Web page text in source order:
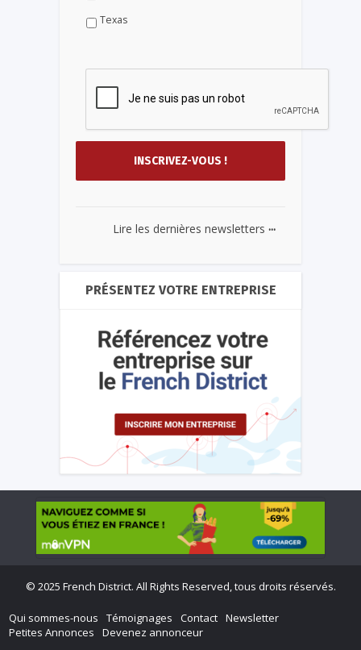
Texas
Lire les dernières newsletters ...
PRÉSENTEZ VOTRE ENTREPRISE
© 2025 French District. All Rights Reserved, tous droits réservés.
Qui sommes-nous Témoignages Contact Newsletter
Petites Annonces
Devenez annonceur